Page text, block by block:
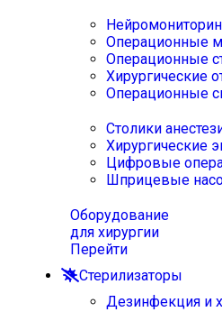
Операционные
Операционные
Хирургические
Операционные
Столики
Хирургические
Цифровые
Шприцевые
Оборудование
для хирургии
Перейти
Стерилизаторы
Дезинфекция и